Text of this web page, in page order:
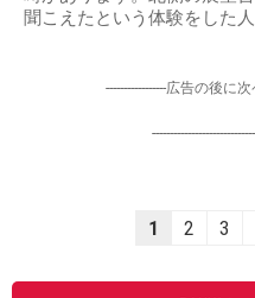
聞こえたという体験をした人
-----------------広告の後に
1 2 3